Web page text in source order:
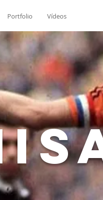
Portfolio Vídeos